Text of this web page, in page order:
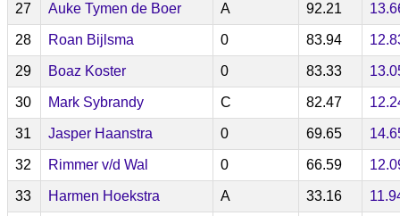
27 Auke Tymen de Boer A 92.21
28 Roan Bijlsma 0 83.94
29 Boaz Koster 0 83.33
30 Mark Sybrandy C 82.47
31 Jasper Haanstra 0 69.65
32 Rimmer v/d Wal 0 66.59
33 Harmen Hoekstra A 33.16